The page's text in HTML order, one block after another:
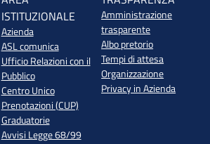
ISTITUZIONALE
Azienda
ASL comunica
Ufficio Relazioni con il
Pubblico
Centro Unico
Prenotazioni (CUP)
Graduatorie
Avvisi Legge 68/99
Amministrazione
trasparente
Albo pretorio
Tempi di attesa
Organizzazione
Privacy in Azienda